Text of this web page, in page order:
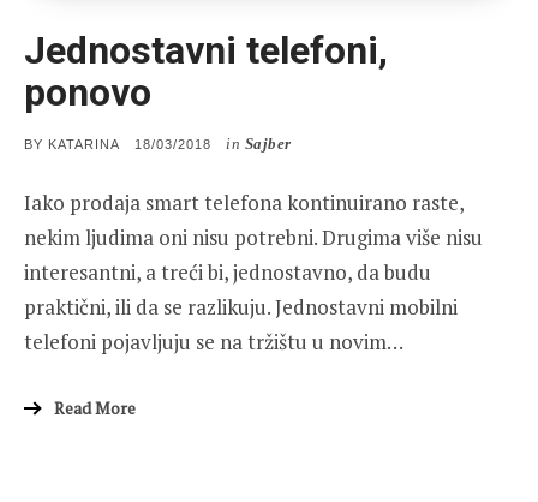
Jednostavni telefoni,
ponovo
BY KATARINA
POSTED
18/03/2018 in Sajber
Iako prodaja smart telefona kontinuirano raste,
nekim ljudima oni nisu potrebni. Drugima više nisu
interesantni, a treći bi, jednostavno, da budu
praktični, ili da se razlikuju. Jednostavni mobilni
telefoni pojavljuju se na tržištu u novim…
Read More